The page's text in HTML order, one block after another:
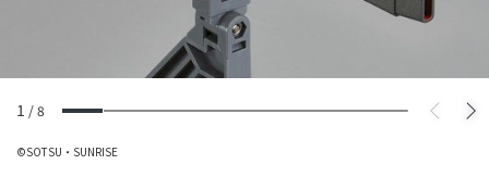
1 /8
©SOTSU・SUNRISE